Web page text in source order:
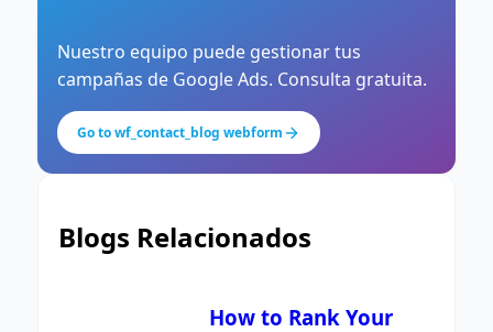
Nuestro equipo puede gestionar tus
campañas de Google Ads. Consulta gratuita.
Go to wf_contact_blog webform
Blogs Relacionados
How to Rank Your